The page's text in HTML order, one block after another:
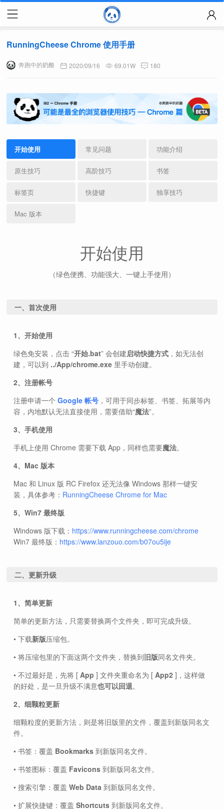
RunningCheese Chrome 使用手册
奔跑中的奶酪 2020/09/16 69.01W 180
开始使用 常见问题 功能介绍
原生技巧 高阶技巧 书签
标签页 快捷键 独享技巧
Mac 版本
开始使用
（绿色便携、功能强大、一键上手使用）
一、首次使用
1、开始使用
绿色免安装，点击 “开始.bat” 会创建启动快捷方式 ，如无法创
建，可以到 ../App/chrome.exe 里手动创建。
2、注册帐号
注册申请一个 Google 帐号 ，可用于同步标签、书签、拓展等内
容，内地默认无法直接使用，需要借助“魔法”。
3、手机使用
手机上使用 Chrome 需要下载 App，同样也需要魔法。
4、Mac 版本
Mac 和 Linux 版 RC Firefox 还无法像 Windows 那样一键安
装，具体参考： RunningCheese Chrome for Mac
5、Win7 最终版
Windows 版下载： https://www.runningcheese.com/chrome
Win7 最终版： https://www.lanzouo.com/b07ou5ije
二、更新升级
1、简单更新
简单的更新方法，只需要替换两个文件夹，即可完成升级。
• 下载新版压缩包。
• 将压缩包里的下面这两个文件夹，替换到旧版同名文件夹。
• 不过最好是，先将 [ App ] 文件夹重命名为 [ App2 ]，这样做
的好处，是一旦升级不满意也可以回退。
2、细颗粒更新
细颗粒度的更新方法，则是将旧版里的文件，覆盖到新版同名文
件。
• 书签：覆盖 Bookmarks 到新版同名文件。
• 书签图标：覆盖 Favicons 到新版同名文件。
• 搜索引擎：覆盖 Web Data 到新版同名文件。
• 扩展快捷键：覆盖 Shortcuts 到新版同名文件。